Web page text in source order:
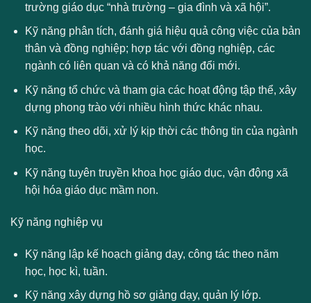
trường giáo dục “nhà trường – gia đình và xã hội”.
Kỹ năng phân tích, đánh giá hiệu quả công việc của bản
thân và đồng nghiệp; hợp tác với đồng nghiệp, các
ngành có liên quan và có khả năng đổi mới.
Kỹ năng tổ chức và tham gia các hoạt động tập thể, xây
dựng phong trào với nhiều hình thức khác nhau.
Kỹ năng theo dõi, xử lý kịp thời các thông tin của ngành
học.
Kỹ năng tuyên truyền khoa học giáo dục, vận động xã
hội hóa giáo dục mầm non.
Kỹ năng nghiệp vụ
Kỹ năng lập kế hoạch giảng dạy, công tác theo năm
học, học kì, tuần.
Kỹ năng xây dựng hồ sơ giảng dạy, quản lý lớp.